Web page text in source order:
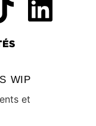
WIP
et